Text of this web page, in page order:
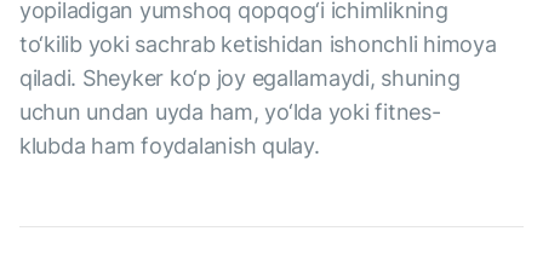
yopiladigan yumshoq qopqog‘i ichimlikning
to‘kilib yoki sachrab ketishidan ishonchli himoya
qiladi. Sheyker ko‘p joy egallamaydi, shuning
uchun undan uyda ham, yo‘lda yoki fitnes-
klubda ham foydalanish qulay.